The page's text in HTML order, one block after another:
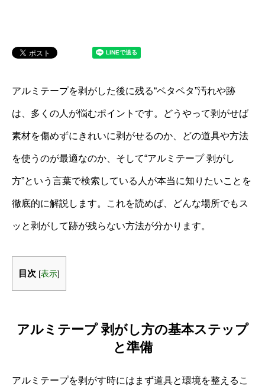
アルミテープを剥がした後に残る“ベタベタ”汚れや跡
は、多くの人が悩むポイントです。どうやって剥がせば
素材を傷めずにきれいに剥がせるのか、どの道具や方法
を使うのが最適なのか、そして“アルミテープ 剥がし
方”という言葉で検索している人が本当に知りたいことを
徹底的に解説します。これを読めば、どんな場所でもス
ッと剥がして跡が残らない方法が分かります。
目次 [表示]
アルミテープ 剥がし方の基本ステップ
と準備
アルミテープを剥がす時にはまず道具と環境を整えるこ